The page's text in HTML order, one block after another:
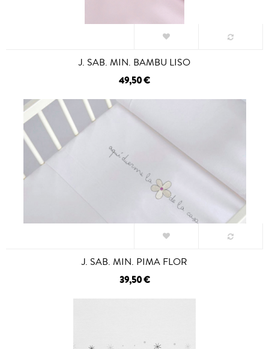
J. SAB. MIN. BAMBU LISO
49,50 €
J. SAB. MIN. PIMA FLOR
39,50 €